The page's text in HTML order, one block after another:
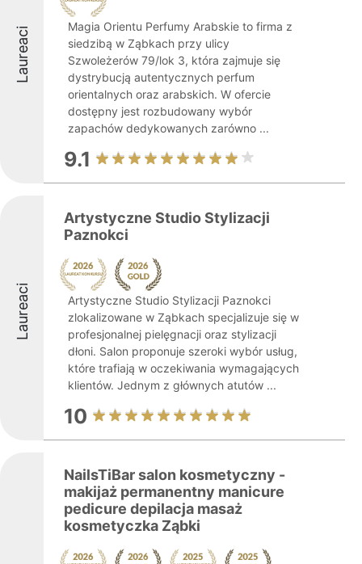
Laureaci
Magia Orientu Perfumy Arabskie to firma z
siedzibą w Ząbkach przy ulicy
Szwoleżerów 79/lok 3, która zajmuje się
dystrybucją autentycznych perfum
orientalnych oraz arabskich. W ofercie
dostępny jest rozbudowany wybór
zapachów dedykowanych zarówno ...
9.1
Laureaci
Artystyczne Studio Stylizacji
Paznokci
Artystyczne Studio Stylizacji Paznokci
zlokalizowane w Ząbkach specjalizuje się w
profesjonalnej pielęgnacji oraz stylizacji
dłoni. Salon proponuje szeroki wybór usług,
które trafiają w oczekiwania wymagających
klientów. Jednym z głównych atutów ...
10
NailsTiBar salon kosmetyczny -
makijaż permanentny manicure
pedicure depilacja masaż
kosmetyczka Ząbki